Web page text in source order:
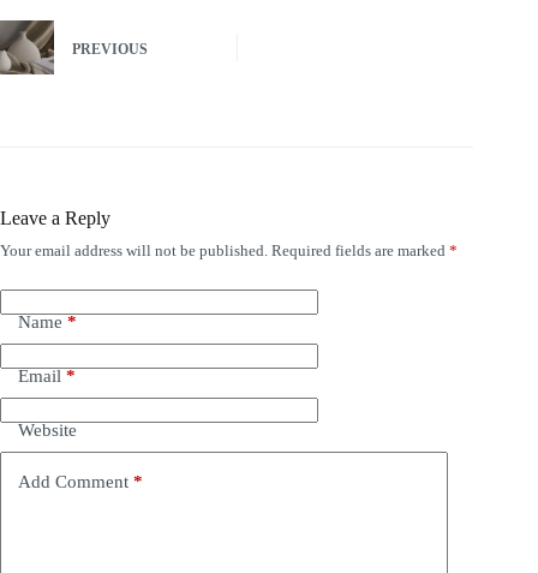
PREVIOUS
Leave a Reply
Your email address will not be published. Required fields are marked *
Name *
Email *
Website
Add Comment *
A
t
e
r
t
i
v